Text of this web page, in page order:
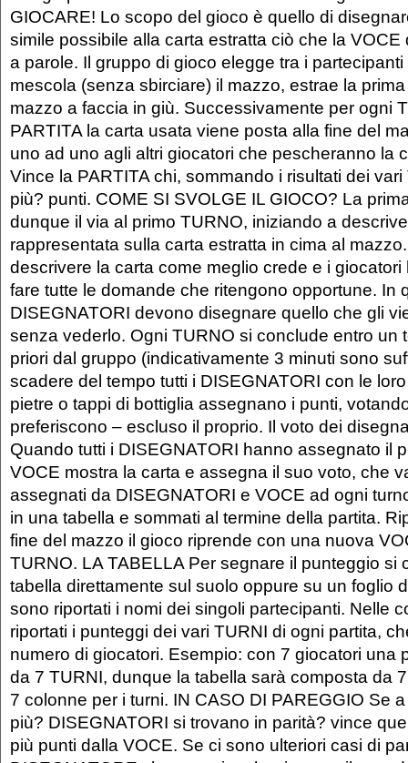
GIOCARE! Lo scopo del gioco è quello di
simile possibile alla carta estratta ciò che la
a parole. Il gruppo di gioco elegge tra i
mescola (senza sbirciare) il mazzo, estrae la
mazzo a faccia in giù. Successivamente per ogni
PARTITA la carta usata viene posta alla fine del
uno ad uno agli altri giocatori che pescheranno la
Vince la PARTITA chi, sommando i risultati dei
più? punti. COME SI SVOLGE IL GIOCO? La
dunque il via al primo TURNO, iniziando a
rappresentata sulla carta estratta in cima al
descrivere la carta come meglio crede e i giocatori
fare tutte le domande che ritengono opportune. In
DISEGNATORI devono disegnare quello che gli
senza vederlo. Ogni TURNO si conclude entro un
priori dal gruppo (indicativamente 3 minuti sono
scadere del tempo tutti i DISEGNATORI con le
pietre o tappi di bottiglia assegnano i punti,
preferiscono – escluso il proprio. Il voto dei
Quando tutti i DISEGNATORI hanno assegnato il
VOCE mostra la carta e assegna il suo voto, che
assegnati da DISEGNATORI e VOCE ad ogni
in una tabella e sommati al termine della partita.
fine del mazzo il gioco riprende con una nuova
TURNO. LA TABELLA Per segnare il punteggio si
tabella direttamente sul suolo oppure su un foglio
sono riportati i nomi dei singoli partecipanti. Nelle
riportati i punteggi dei vari TURNI di ogni partita,
numero di giocatori. Esempio: con 7 giocatori una
da 7 TURNI, dunque la tabella sarà composta da
7 colonne per i turni. IN CASO DI PAREGGIO Se
più? DISEGNATORI si trovano in parità? vince
più punti dalla VOCE. Se ci sono ulteriori casi di